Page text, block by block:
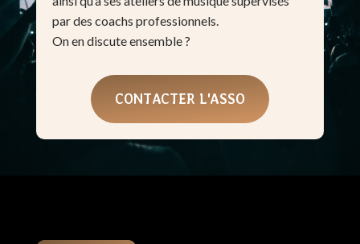
par des coachs professionnels.
On en discute ensemble ?
CONTACTER L'ASSO